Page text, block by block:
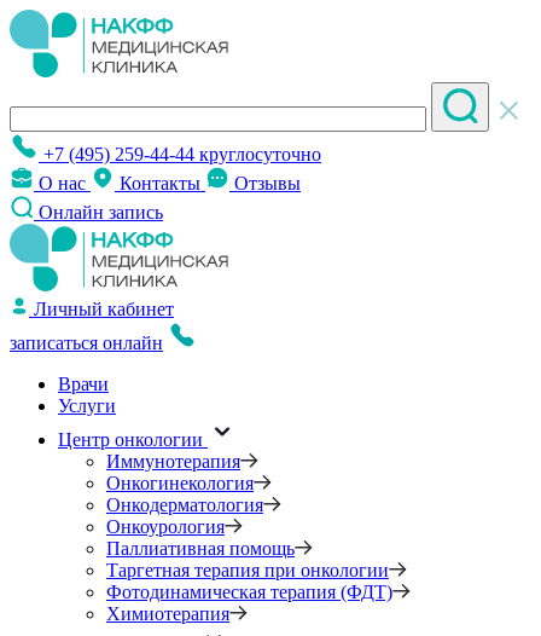
+7 (495) 259-44-44 круглосуточно
О нас
Контакты
Отзывы
Онлайн запись
Личный кабинет
записаться онлайн
Врачи
Услуги
Центр онкологии
Иммунотерапия
Онкогинекология
Онкодерматология
Онкоурология
Паллиативная помощь
Таргетная терапия при онкологии
Фотодинамическая терапия (ФДТ)
Химиотерапия